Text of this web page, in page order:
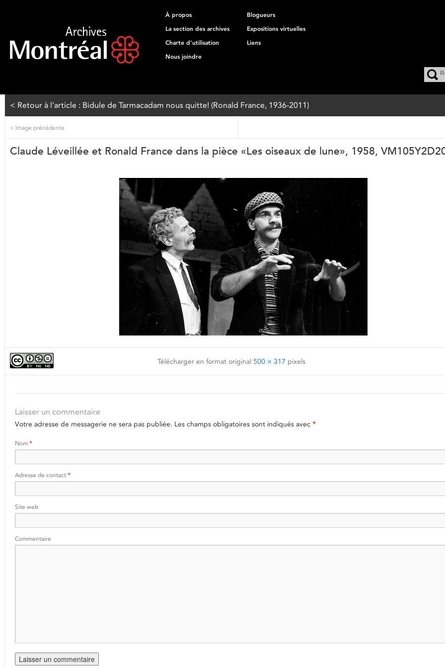
À propos
Blogueurs
La section des archives
Expositions virtuelles
Charte d'utilisation
Liens
Nous joindre
< Retour à l'article : Bidule de Tarmacadam nous quitte! (Ronald France, 1936-2011)
< Image précédente
Claude Léveillée et Ronald France dans la pièce «Les oiseaux de lune», 1958,
Télécharger en format original 500 × 317 pixels
Laisser un commentaire
Votre adresse de messagerie ne sera pas publiée. Les champs obligatoires sont indiqués avec *
Nom *
Adresse de contact *
Site web
Commentaire